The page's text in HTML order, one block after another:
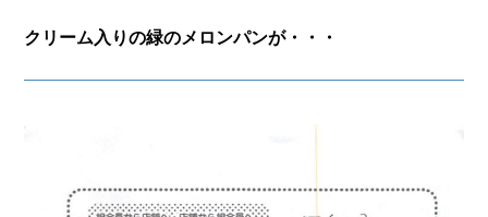
クリーム入りの緑のメロンパンが・・・